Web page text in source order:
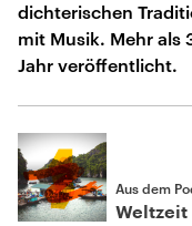
dichterischen
mit Musik. Mehr als
Jahr veröffentlicht.
Aus dem
Weltzeit